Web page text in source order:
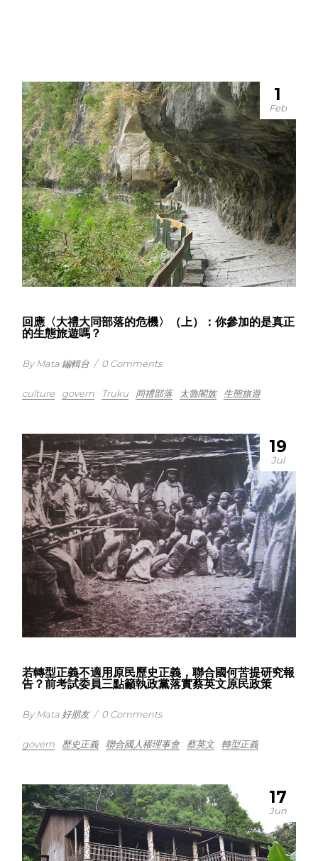
1
Feb
回應〈大禮大同部落的危機〉（上）：你參加的是真正
的生態旅遊嗎？
By Mata 編輯台 / 0 Comments
culture govern Truku 同禮部落 太魯閣族 生態旅遊
19
Jul
若轉型正義不適用原民歷史正義，聯合國何苦提研究報
告？前考試委員三點籲執政黨落實蔡英文原民政策
By Mata 好朋友 / 0 Comments
govern 歷史正義 聯合國人權理事會 蔡英文 轉型正義
17
Jun